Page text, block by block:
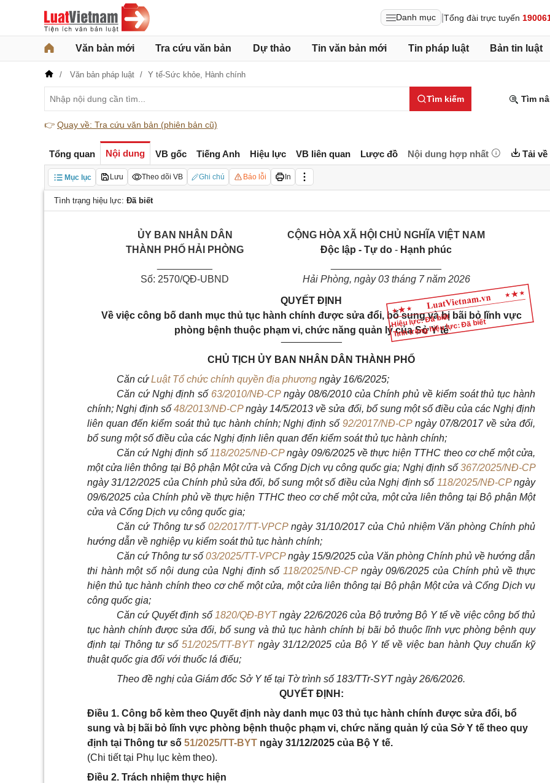
Danh mục Tổng đài trực tuyến
Văn bản mới Tra cứu văn bản Dự thảo Tin văn bản mới Tin pháp luật Bản tin luật
Văn bản pháp luật Y tế-Sức khỏe, Hành chính
Tìm kiếm Tìm
👉 Quay về: Tra cứu văn bản (phiên bản cũ)
Tổng quan Nội dung VB gốc Tiếng Anh Hiệu lực VB liên quan Lược đồ Nội dung hợp nhất Tải về
Mục lục Lưu Theo dõi VB Ghi chú Báo lỗi In
Tình trạng hiệu lực: Đã biết
Hiệu lực: Đã biết
Tình trạng hiệu lực: Đã biết
ỦY BAN NHÂN DÂN
THÀNH PHỐ HẢI PHÒNG
Số: 2570/QĐ-UBND
CỘNG HÒA XÃ HỘI CHỦ NGHĨA VIỆT NAM
Độc lập - Tự do - Hạnh phúc
Hải Phòng, ngày 03 tháng 7 năm 2026
QUYẾT ĐỊNH
Về việc công bố danh mục thủ tục hành chính được sửa đổi, bổ sung và bị bãi bỏ lĩnh vực
phòng bệnh thuộc phạm vi, chức năng quản lý của Sở Y tế
___________
CHỦ TỊCH ỦY BAN NHÂN DÂN THÀNH PHỐ
Căn cứLuật Tổ chức chính quyền địa phương ngày 16/6/2025;
Căn cứ Nghị định số 63/2010/NĐ-CPngày 08/6/2010 của Chính phủ về kiểm soát thủ tục hành
chính; Nghị định số48/2013/NĐ-CPngày 14/5/2013 về sửa đổi, bổ sung một số điều của các Nghị định
liên quan đến kiểm soát thủ tục hành chính; Nghị định số92/2017/NĐ-CPngày 07/8/2017 về sửa đổi,
bổ sung một số điều của các Nghị định liên quan đến kiểm soát thủ tục hành chính;
Căn cứ Nghị định số 118/2025/NĐ-CPngày 09/6/2025 về thực hiện TTHC theo cơ chế một cửa,
một cửa liên thông tại Bộ phận Một cửa và Cổng Dịch vụ công quốc gia; Nghị định số 367/2025/NĐ-CP
ngày 31/12/2025 của Chính phủ sửa đổi, bổ sung một số điều của Nghị định số 118/2025/NĐ-CPngày
09/6/2025 của Chính phủ về thực hiện TTHC theo cơ chế một cửa, một cửa liên thông tại Bộ phận Một
cửa và Cổng Dịch vụ công quốc gia;
Căn cứ Thông tư số02/2017/TT-VPCPngày 31/10/2017 của Chủ nhiệm Văn phòng Chính phủ
hướng dẫn về nghiệp vụ kiểm soát thủ tục hành chính;
Căn cứ Thông tư số 03/2025/TT-VPCPngày 15/9/2025 của Văn phòng Chính phủ về hướng dẫn
thi hành một số nội dung của Nghị định số 118/2025/NĐ-CPngày 09/6/2025 của Chính phủ về thực
hiện thủ tục hành chính theo cơ chế một cửa, một cửa liên thông tại Bộ phận Một cửa và Cổng Dịch vụ
công quốc gia;
Căn cứ Quyết định số 1820/QĐ-BYTngày 22/6/2026 của Bộ trưởng Bộ Y tế về việc công bố thủ
tục hành chính được sửa đổi, bổ sung và thủ tục hành chính bị bãi bỏ thuộc lĩnh vực phòng bệnh quy
định tại Thông tư số 51/2025/TT-BYTngày 31/12/2025 của Bộ Y tế về việc ban hành Quy chuẩn kỹ
thuật quốc gia đối với thuốc lá điếu;
Theo đề nghị của Giám đốc Sở Y tế tại Tờ trình số 183/TTr-SYT ngày 26/6/2026.
QUYẾT ĐỊNH:
Điều 1. Công bố kèm theo Quyết định này danh mục 03 thủ tục hành chính được sửa đổi, bổ
sung và bị bãi bỏ lĩnh vực phòng bệnh thuộc phạm vi, chức năng quản lý của Sở Y tế theo quy
định tại Thông tư số 51/2025/TT-BYT ngày 31/12/2025 của Bộ Y tế.
(Chi tiết tại Phụ lục kèm theo).
Điều 2. Trách nhiệm thực hiện